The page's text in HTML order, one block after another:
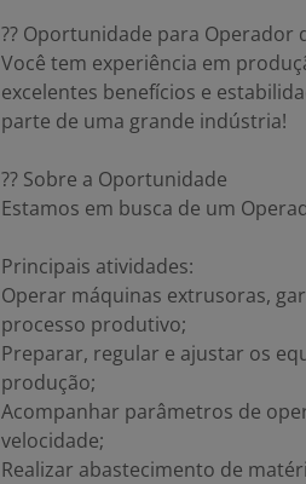
?? Oportunidade para Operador
Você tem experiência em
excelentes benefícios e
parte de uma grande indústria!
?? Sobre a Oportunidade
Estamos em busca de um
Principais atividades:
Operar máquinas extrusoras,
processo produtivo;
Preparar, regular e ajustar os
produção;
Acompanhar parâmetros de
velocidade;
Realizar abastecimento de